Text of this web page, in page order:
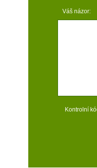
Váš názor:
Kontrolní